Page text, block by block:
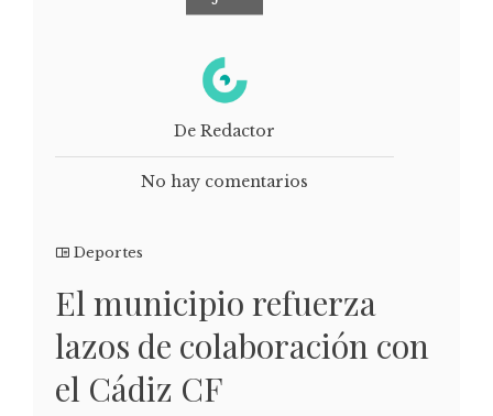
De Redactor
No hay comentarios
Deportes
El municipio refuerza
lazos de colaboración con
el Cádiz CF